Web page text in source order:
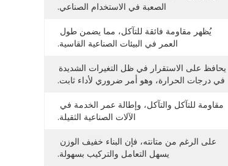
الصعبة في الاستخدام الصناعي.
العمر في البيئات الصناعية القاسية.
في درجات الحرارة، وهو أمر ضروري لأداء ثابت.
الآلات الصناعية الثقيلة.
يسهل التعامل والتركيب بسهولة.